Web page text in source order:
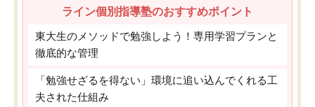
ライン個別指導塾のおすすめポイント
東大生のメソッドで勉強しよう！専用学習プランと
徹底的な管理
「勉強せざるを得ない」環境に追い込んでくれる工
夫された仕組み